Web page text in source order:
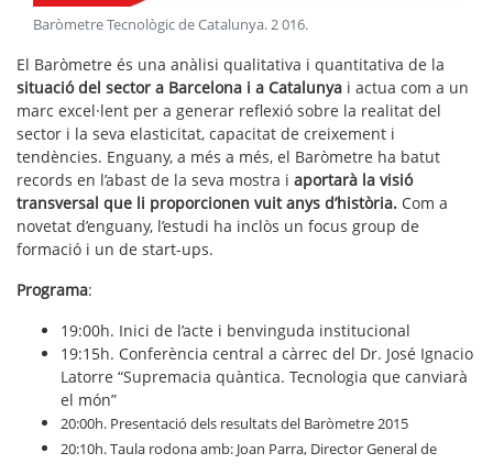
Baròmetre Tecnològic de Catalunya.2 016.
El Baròmetre és una anàlisi qualitativa i quantitativa de la
situació del sector a Barcelona i a Catalunya i actua com a un
marc excel·lent per a generar reflexió sobre la realitat del
sector i la seva elasticitat, capacitat de creixement i
tendències. Enguany, a més a més, el Baròmetre ha batut
records en l’abast de la seva mostra i aportarà la visió
transversal que li proporcionen vuit anys d’història. Com a
novetat d’enguany, l’estudi ha inclòs un focus group de
formació i un de start-ups.
Programa:
19:00h. Inici de l’acte i benvinguda institucional
19:15h. Conferència central a càrrec del Dr. José Ignacio
Latorre “Supremacia quàntica. Tecnologia que canviarà
el món”
20:00h. Presentació dels resultats del Baròmetre 2015
20:10h. Taula rodona amb: Joan Parra, Director General de